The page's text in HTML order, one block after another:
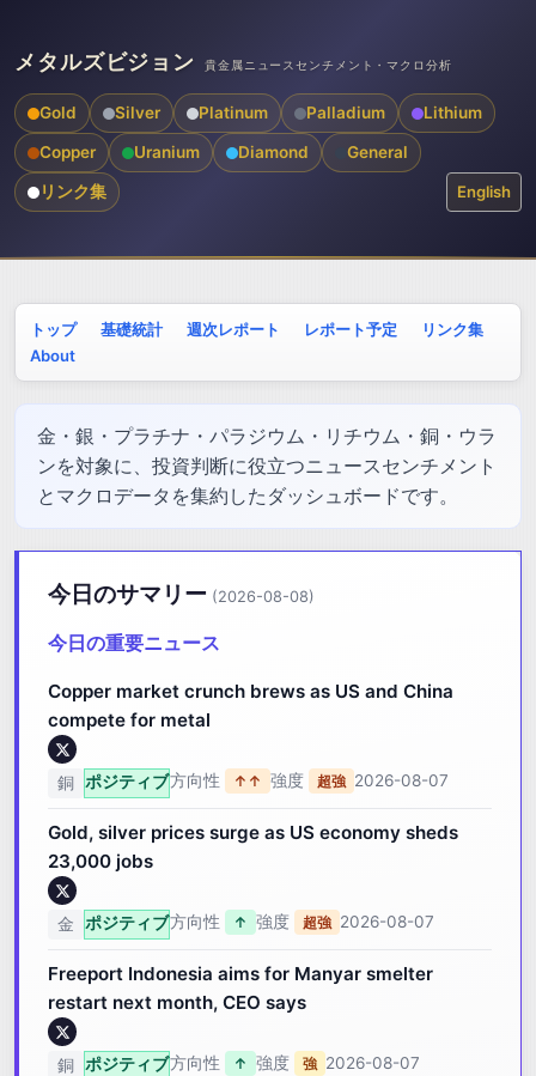
メタルズビジョン 貴金属ニュースセンチメント・マクロ分析
Gold Silver Platinum Palladium Lithium
Copper Uranium Diamond General
リンク集 English
トップ 基礎統計 週次レポート レポート予定
リンク集
About
金・銀・プラチナ・パラジウム・リチウム・銅・ウラ
ンを対象に、投資判断に役立つニュースセンチメント
とマクロデータを集約したダッシュボードです。
今日のサマリー (2026-08-08)
今日の重要ニュース
Copper market crunch brews as US and China
compete for metal
銅 ポジティブ方向性 ↑↑ 強度 超強 2026-08-07
Gold, silver prices surge as US economy sheds
23,000 jobs
金 ポジティブ方向性 ↑ 強度 超強 2026-08-07
Freeport Indonesia aims for Manyar smelter
restart next month, CEO says
銅 ポジティブ方向性 ↑ 強度 強 2026-08-07